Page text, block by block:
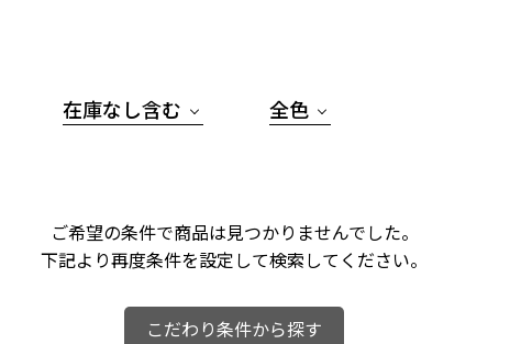
在庫なし含む 全色
ご希望の条件で商品は見つかりませんでした。
下記より再度条件を設定して検索してください。
こだわり条件から探す